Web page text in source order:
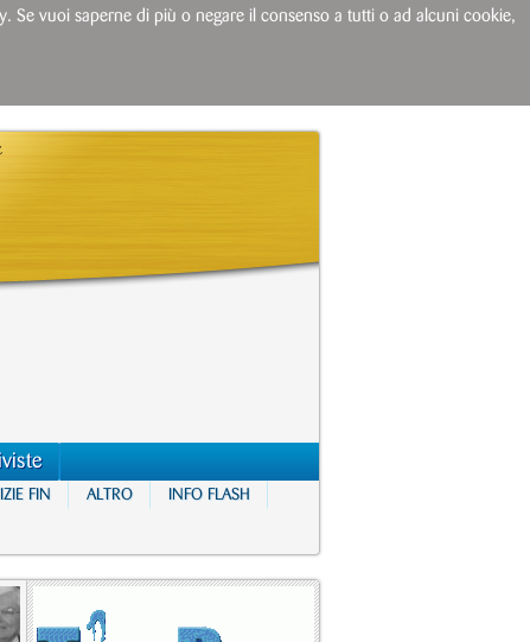
FIN ALTRO INFO FLASH
Se vuoi saperne di più o negare il consenso a tutti o ad alcuni cookie,